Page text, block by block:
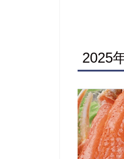
2025